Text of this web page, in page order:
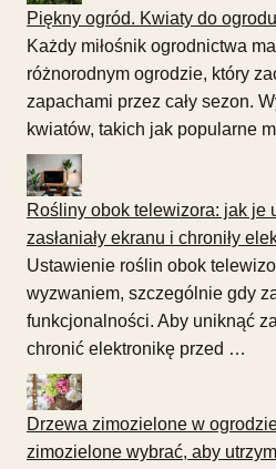
Piękny ogród. Kwiaty do
Każdy miłośnik ogrodnictwa
różnorodnym ogrodzie, który
zapachami przez cały sezon.
kwiatów, takich jak popularne
Rośliny obok telewizora: jak je
zasłaniały ekranu i chroniły
Ustawienie roślin obok
wyzwaniem, szczególnie gdy
funkcjonalności. Aby uniknąć
chronić elektronikę przed …
Drzewa zimozielone w
zimozielone wybrać, aby